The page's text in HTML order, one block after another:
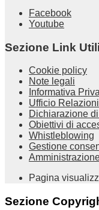
Facebook
Youtube
Sezione Link Utili
Cookie policy
Note legali
Informativa
Ufficio
Dichiarazione
Obiettivi di
Whistleblowing
Gestione
Pagina
Sezione